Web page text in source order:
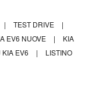
| TEST DRIVE
|
EV6 NUOVE |
KIA
KIA EV6 |
LISTINO